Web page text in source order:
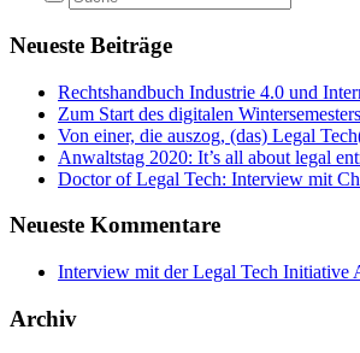
Neueste Beiträge
Rechtshandbuch Industrie 4.0 und
Zum Start des digitalen
Von einer, die auszog, (das) Legal
Anwaltstag 2020: It’s all about legal
Doctor of Legal Tech: Interview mit
Neueste Kommentare
Interview mit der Legal Tech Initiative
Archiv